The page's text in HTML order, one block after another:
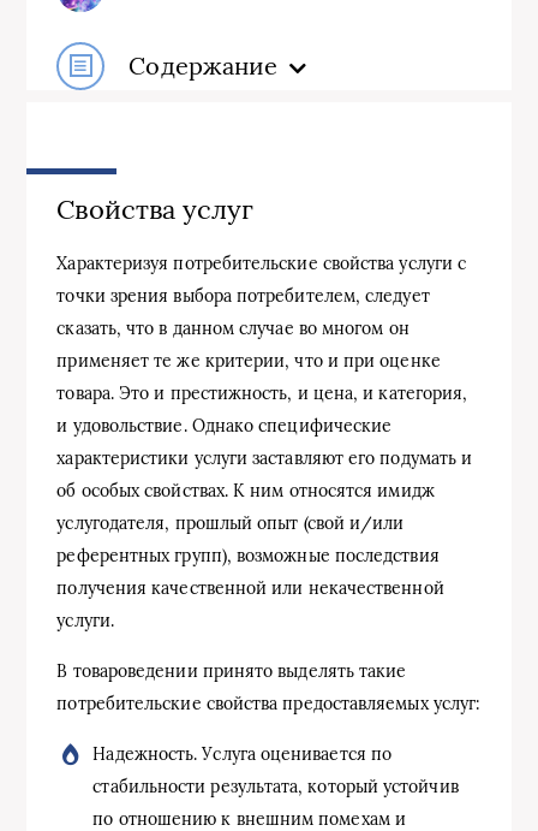
Содержание
Свойства услуг
Характеризуя потребительские свойства услуги с
точки зрения выбора потребителем, следует
сказать, что в данном случае во многом он
применяет те же критерии, что и при оценке
товара. Это и престижность, и цена, и категория,
и удовольствие. Однако специфические
характеристики услуги заставляют его подумать и
об особых свойствах. К ним относятся имидж
услугодателя, прошлый опыт (свой и/или
референтных групп), возможные последствия
получения качественной или некачественной
услуги.
В товароведении принято выделять такие
потребительские свойства предоставляемых услуг:
Надежность. Услуга оценивается по
стабильности результата, который устойчив
по отношению к внешним помехам и